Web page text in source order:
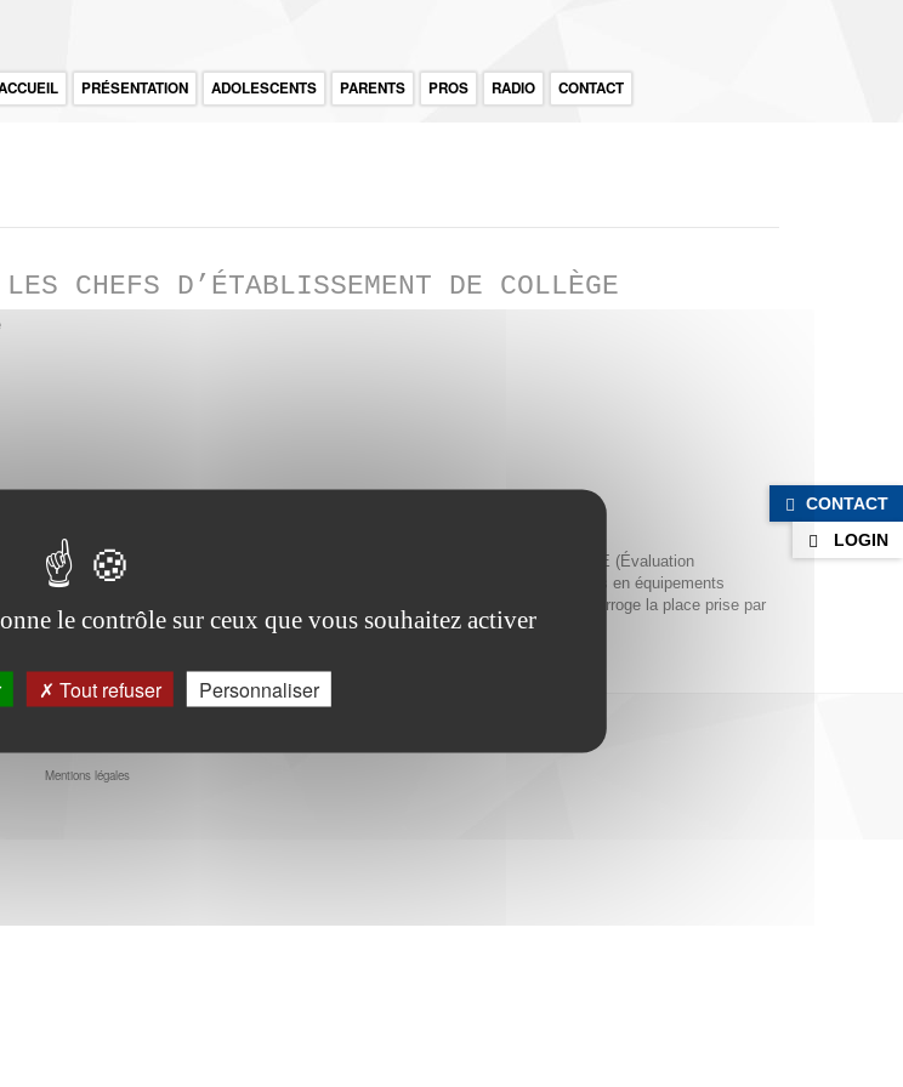
PRÉSENTATION ADOLESCENTS PARENTS PROS RADIO CONTACT
CHEFS D’ÉTABLISSEMENT DE COLLÈGE
(Direction de l’évaluation, de la prospective et de la performance), intitulée ELAINE (Évaluation
lancé en 2015 en France dont l’objectif était de pourvoir les écoles et collèges en équipements
en matière de « numérique » par les chefs d’établissement de collèges et interroge la place prise par
Mentions légales
CONTACT
LOGIN
le contrôle sur ceux que vous souhaitez activer
Tout refuser Personnaliser